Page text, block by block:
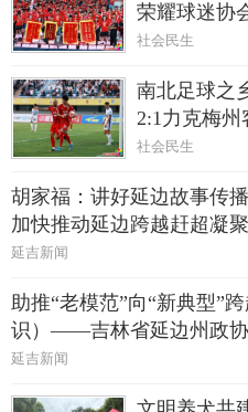
荣耀球迷协
社会民生
南北足球之
2:1力克梅州
社会民生
胡家福：讲好延边故事传
加快推动延边跨越赶超凝
延吉新闻
助推“老模范”向“新典型”
识）——吉林省延边州政
同体建设纪实
延吉新闻